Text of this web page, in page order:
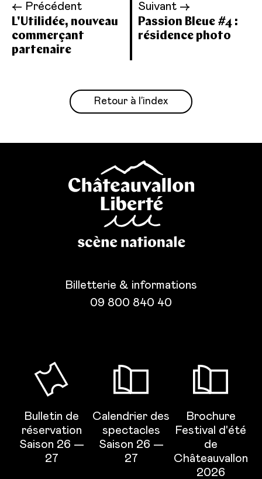
← Précédent
L'Utilidée, nouveau
commerçant
partenaire
Suivant →
Passion Bleue #4 :
résidence photo
Retour à l’index
Billetterie & informations
09 800 840 40
Bulletin de
réservation
Saison 26 —
27
Calendrier des
spectacles
Saison 26 —
27
Brochure
Festival d'été
de
Châteauvallon
2026